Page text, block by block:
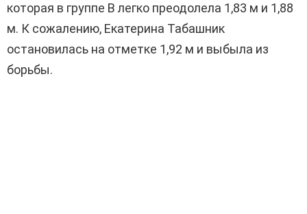
которая в группе B легко преодолела 1,83 м и 1,88
м. К сожалению, Екатерина Табашник
остановилась на отметке 1,92 м и выбыла из
борьбы.